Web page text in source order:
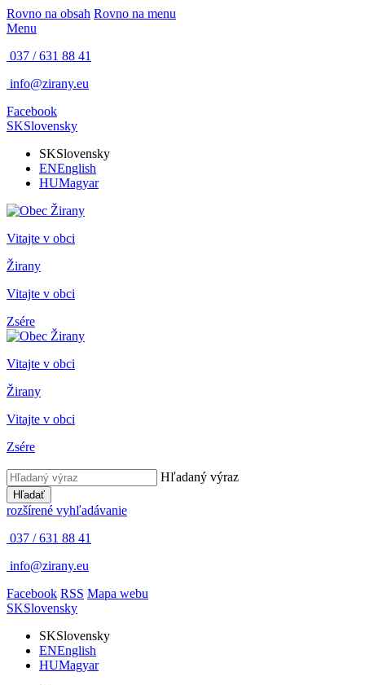
Rovno na obsah Rovno na menu
Menu
037 / 631 88 41
info@zirany.eu
Facebook
SKSlovensky
SKSlovensky
ENEnglish
HUMagyar
Vitajte v obci
Žirany
Vitajte v obci
Zsére
Vitajte v obci
Žirany
Vitajte v obci
Zsére
Hľadaný výraz
Hľadať
rozšírené vyhľadávanie
037 / 631 88 41
info@zirany.eu
Facebook RSS Mapa webu
SKSlovensky
SKSlovensky
ENEnglish
HUMagyar